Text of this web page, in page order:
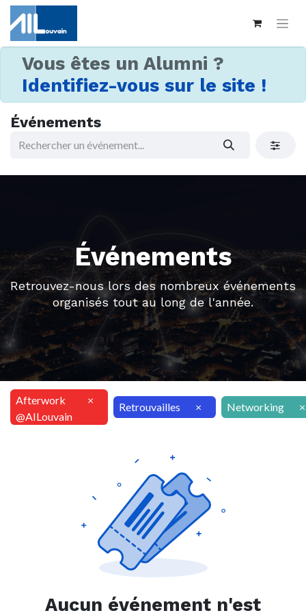
Vous êtes un Alumni ?
Identifiez-vous sur le site !
Événements
Événements
Retrouvez-nous lors des nombreux événements
organisés tout au long de l'année.
Afterwork
@AILouvain
×
Retrouvailles × Networking ×
Aucun événement n'est